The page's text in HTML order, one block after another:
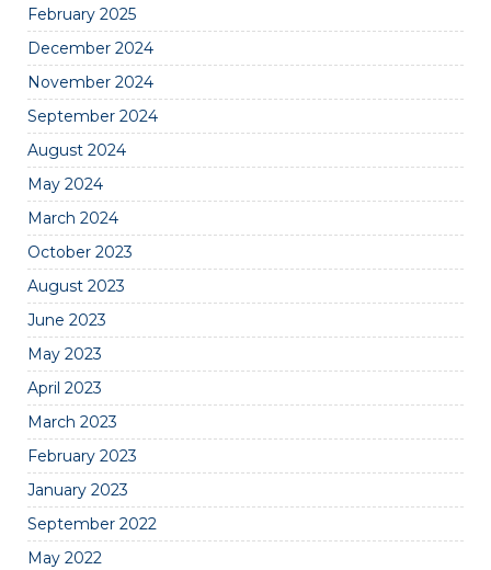
February 2025
December 2024
November 2024
September 2024
August 2024
May 2024
March 2024
October 2023
August 2023
June 2023
May 2023
April 2023
March 2023
February 2023
January 2023
September 2022
May 2022